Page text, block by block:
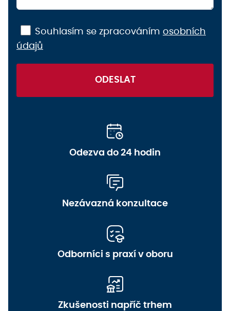
Souhlasím se zpracováním osobních
údajů
ODESLAT
Odezva do 24 hodin
Nezávazná konzultace
Odborníci s praxí v oboru
Zkušenosti napříč trhem